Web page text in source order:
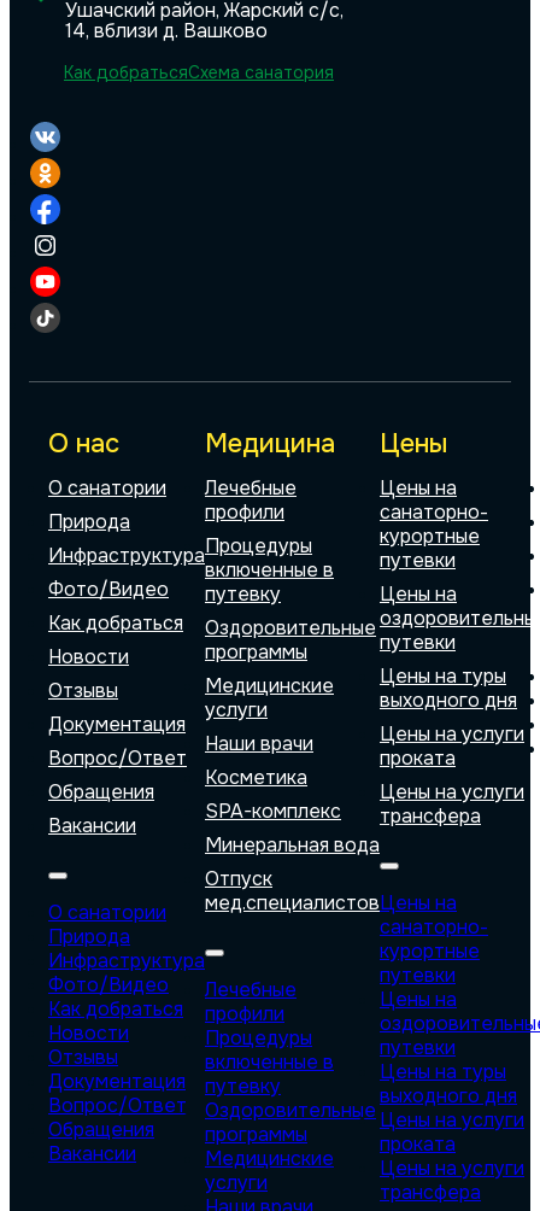
Ушачский район, Жарский с/с,
14, вблизи д. Вашково
Как добратьсяСхема санатория
О нас
О санатории
Природа
Инфраструктура
Фото/Видео
Как добраться
Новости
Отзывы
Документация
Вопрос/Ответ
Обращения
Вакансии
О санатории
Природа
Инфраструктура
Фото/Видео
Как добраться
Новости
Отзывы
Документация
Вопрос/Ответ
Обращения
Вакансии
Медицина
Лечебные
профили
Процедуры
включенные в
путевку
Оздоровительные
программы
Медицинские
услуги
Наши врачи
Косметика
SPA-комплекс
Минеральная вода
Отпуск
мед.специалистов
Лечебные
профили
Процедуры
включенные в
путевку
Оздоровительные
программы
Медицинские
услуги
Цены
Цены на
санаторно-
курортные
путевки
Цены на
путевки
Цены на туры
выходного дня
Цены на услуги
проката
Цены на услуги
трансфера
Цены на
санаторно-
курортные
путевки
Цены на
путевки
Цены на туры
выходного дня
Цены на услуги
проката
Цены на услуги
трансфера